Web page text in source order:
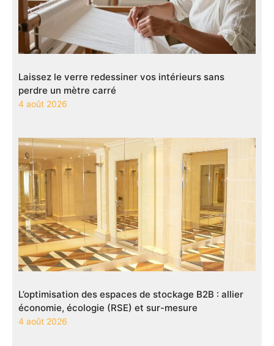
Laissez le verre redessiner vos intérieurs sans
perdre un mètre carré
4 août 2026
L’optimisation des espaces de stockage B2B : allier
économie, écologie (RSE) et sur-mesure
4 août 2026